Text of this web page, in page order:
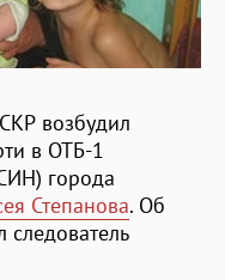
возбудил
в ОТБ-1
города
Степанова. Об
следователь